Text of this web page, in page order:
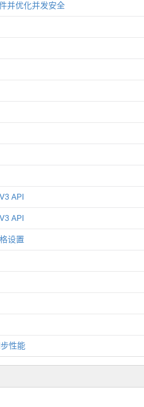
并优化并发安全
API
API
设置
性能